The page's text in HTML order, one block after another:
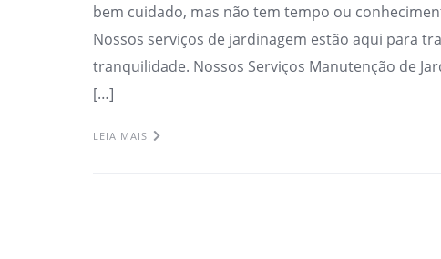
bem cuidado, mas não tem tempo ou
Nossos serviços de jardinagem estão aqui para
tranquilidade. Nossos Serviços Manutenção de
[…]
LEIA MAIS